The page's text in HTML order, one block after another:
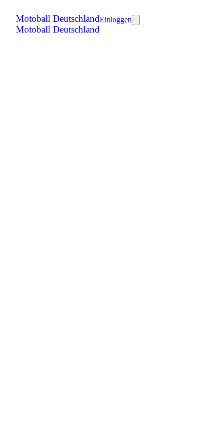
Motoball Deutschland
Motoball Deutschland
Einloggen